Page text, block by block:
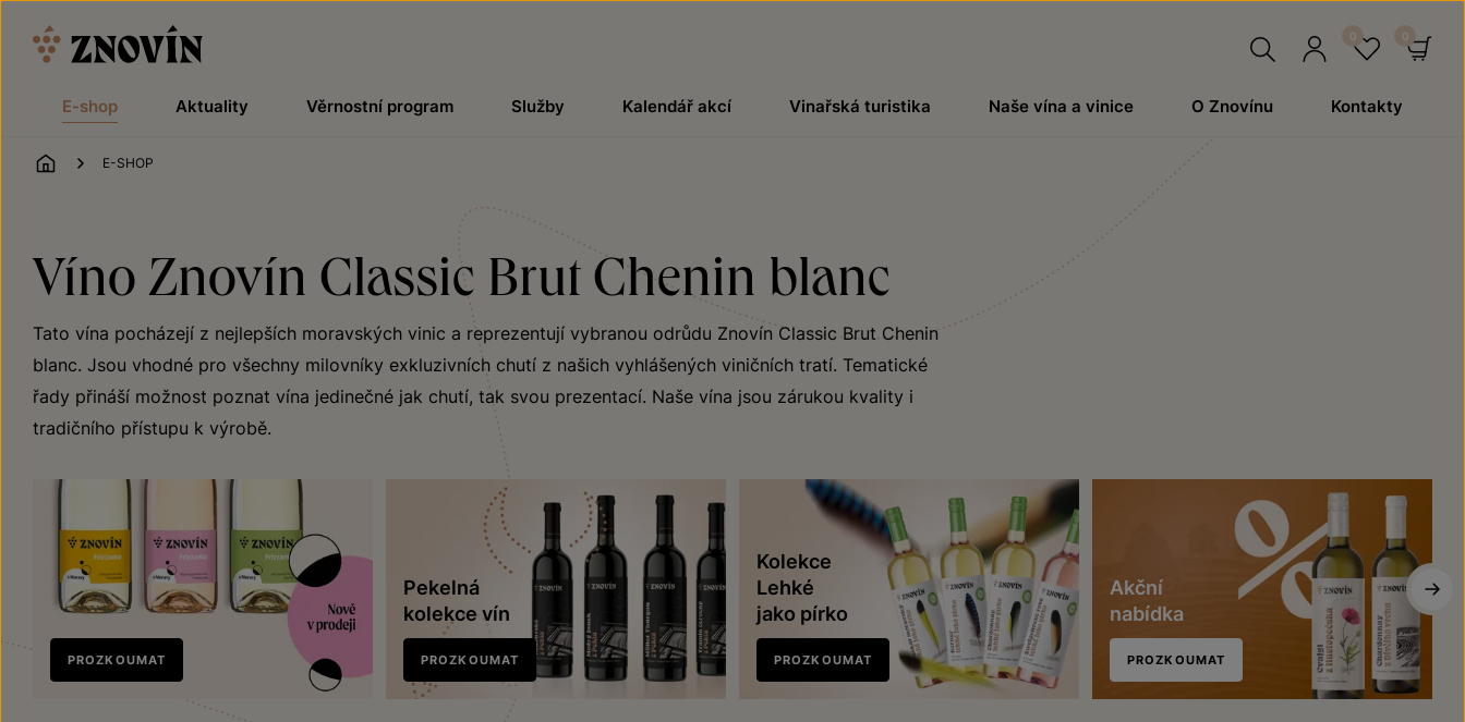
E-shop Aktuality Věrnostní program Služby Kalendář akcí Vinařská turistika Naše vína a vinice O Znovínu Kontakty
ÚVOD
E-SHOP
Víno Znovín Classic Brut Chenin blanc
Tato vína pocházejí z nejlepších moravských vinic a reprezentují vybranou odrůdu Znovín Classic Brut Chenin
blanc. Jsou vhodné pro všechny milovníky exkluzivních chutí z našich vyhlášených viničních tratí. Tematické
řady přináší možnost poznat vína jedinečné jak chutí, tak svou prezentací. Naše vína jsou zárukou kvality i
tradičního přístupu k výrobě.
Nově
v prodeji
PROZKOUMAT
Pekelná
kolekce vín
PROZKOUMAT
Kolekce
Lehké
jako pírko
PROZKOUMAT
Akční
nabídka
PROZKOUMAT